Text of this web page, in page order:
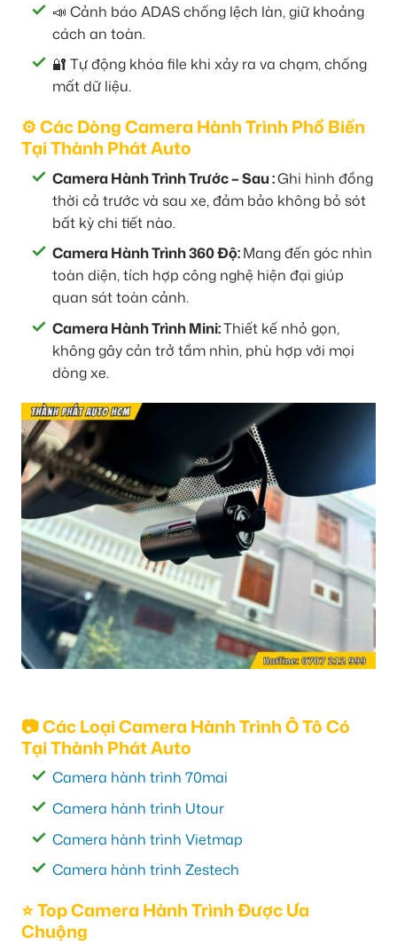
📣 Cảnh báo ADAS chống lệch làn, giữ khoảng
cách an toàn.
🔐 Tự động khóa file khi xảy ra va chạm, chống
mất dữ liệu.
⚙️ Các Dòng Camera Hành Trình Phổ Biến
Tại Thành Phát Auto
Camera Hành Trình Trước – Sau :Ghi hình đồng
thời cả trước và sau xe, đảm bảo không bỏ sót
bất kỳ chi tiết nào.
Camera Hành Trình 360 Độ:Mang đến góc nhìn
toàn diện, tích hợp công nghệ hiện đại giúp
quan sát toàn cảnh.
Camera Hành Trình Mini:Thiết kế nhỏ gọn,
không gây cản trở tầm nhìn, phù hợp với mọi
dòng xe.
📷 Các Loại Camera Hành Trình Ô Tô Có
Tại Thành Phát Auto
Camera hành trình 70mai
Camera hành trình Utour
Camera hành trình Vietmap
Camera hành trình Zestech
⭐ Top Camera Hành Trình Được Ưa
Chuộng